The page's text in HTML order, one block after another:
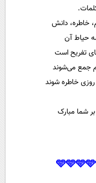
خاطره، دانش
حیاط آن
تفریح است
جمع می‌شوند
روزی خاطره شوند
شما مبارک